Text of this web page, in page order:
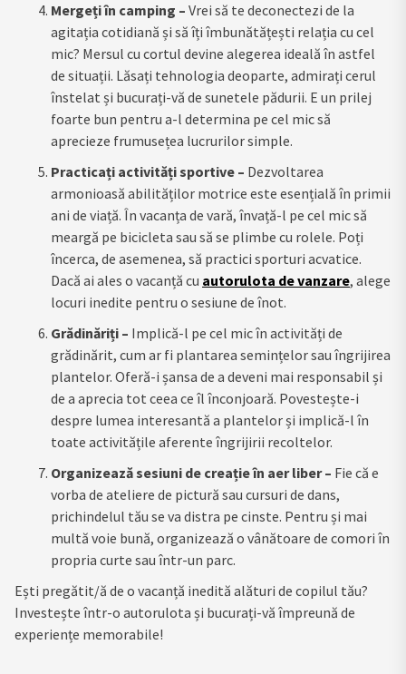
Mergeți în camping – Vrei să te deconectezi de la
agitația cotidiană și să îți îmbunătățești relația cu cel
mic? Mersul cu cortul devine alegerea ideală în astfel
de situații. Lăsați tehnologia deoparte, admirați cerul
înstelat și bucurați-vă de sunetele pădurii. E un prilej
foarte bun pentru a-l determina pe cel mic să
aprecieze frumusețea lucrurilor simple.
Practicați activități sportive – Dezvoltarea
armonioasă abilităților motrice este esențială în primii
ani de viață. În vacanța de vară, învață-l pe cel mic să
meargă pe bicicleta sau să se plimbe cu rolele. Poți
încerca, de asemenea, să practici sporturi acvatice.
Dacă ai ales o vacanță cu autorulota de vanzare, alege
locuri inedite pentru o sesiune de înot.
Grădinăriți – Implică-l pe cel mic în activități de
grădinărit, cum ar fi plantarea semințelor sau îngrijirea
plantelor. Oferă-i șansa de a deveni mai responsabil și
de a aprecia tot ceea ce îl înconjoară. Povestește-i
despre lumea interesantă a plantelor și implică-l în
toate activitățile aferente îngrijirii recoltelor.
Organizează sesiuni de creație în aer liber – Fie că e
vorba de ateliere de pictură sau cursuri de dans,
prichindelul tău se va distra pe cinste. Pentru și mai
multă voie bună, organizează o vânătoare de comori în
propria curte sau într-un parc.
Ești pregătit/ă de o vacanță inedită alături de copilul tău?
Investește într-o autorulota și bucurați-vă împreună de
experiențe memorabile!